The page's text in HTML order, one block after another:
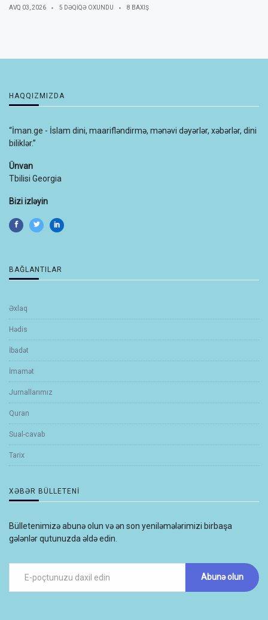
AVQ 03, 2026 5 DƏQIQƏ OXUNDU 8 BAXIŞ
HAQQIZMIZDA
“İman.ge - İslam dini, maarifləndirmə, mənəvi dəyərlər, xəbərlər, dini
biliklər.”
Ünvan
Tbilisi Georgia
Bizi izləyin
BAĞLANTILAR
Əxlaq
Hədis
İbadət
İmamət
Jurnallarımız
Quran
Sual-cavab
Tarix
XƏBƏR BÜLLETENI
Bülletenimizə abunə olun və ən son yeniləmələrimizi birbaşa
gələnlər qutunuzda əldə edin.
Abunə olun